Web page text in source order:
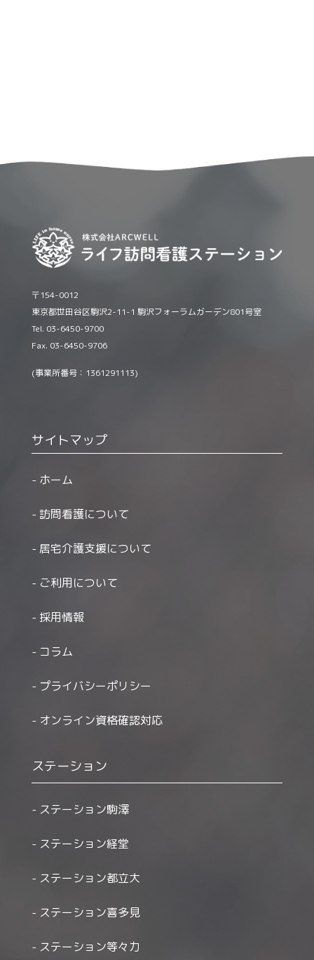
〒154-0012
東京都世田谷区駒沢2-11-1 駒沢フォーラムガーデン801号室
Tel. 03-6450-9700
Fax. 03-6450-9706
(事業所番号：1361291113)
サイトマップ
ホーム
訪問看護について
居宅介護支援について
ご利用について
採用情報
コラム
プライバシーポリシー
オンライン資格確認対応
ステーション
ステーション駒澤
ステーション経堂
ステーション都立大
ステーション喜多見
ステーション等々力